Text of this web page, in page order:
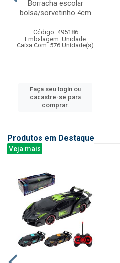
Borracha escolar
bolsa/sorvetinho 4cm
Código: 495186
Embalagem: Unidade
Caixa Com: 576 Unidade(s)
Faça seu login ou
cadastre-se para
comprar.
Produtos em Destaque
Veja mais